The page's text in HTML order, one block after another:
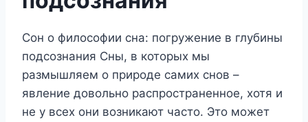
Сон о философии сна: погружение в глубины
подсознания Сны, в которых мы
размышляем о природе самих снов –
явление довольно распространенное, хотя и
не у всех они возникают часто. Это может